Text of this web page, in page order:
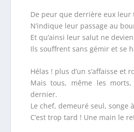
De peur que derrière eux leur
N’indique leur passage au
Et qu’ainsi leur salut ne
Ils souffrent sans gémir et se
Hélas ! plus d’un s’affaisse et
Mais tous, même les
dernier.
Le chef, demeuré seul, songe
C’est trop tard ! Une main le